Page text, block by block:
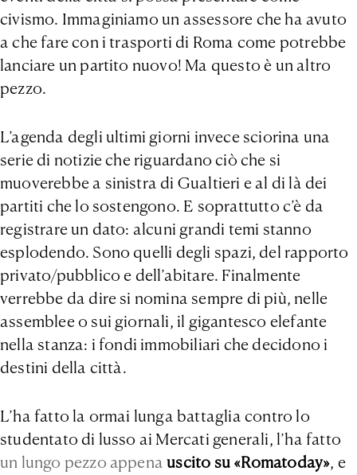
civismo. Immaginiamo un assessore che ha avuto
a che fare con i trasporti di Roma come potrebbe
lanciare un partito nuovo! Ma questo è un altro
pezzo.
L’agenda degli ultimi giorni invece sciorina una
serie di notizie che riguardano ciò che si
muoverebbe a sinistra di Gualtieri e al di là dei
partiti che lo sostengono. E soprattutto c’è da
registrare un dato: alcuni grandi temi stanno
esplodendo. Sono quelli degli spazi, del rapporto
privato/pubblico e dell’abitare. Finalmente
verrebbe da dire si nomina sempre di più, nelle
assemblee o sui giornali, il gigantesco elefante
nella stanza: i fondi immobiliari che decidono i
destini della città.
L’ha fatto la ormai lunga battaglia contro lo
studentato di lusso ai Mercati generali, l’ha fatto
un lungo pezzo appena uscito su «Romatoday», e